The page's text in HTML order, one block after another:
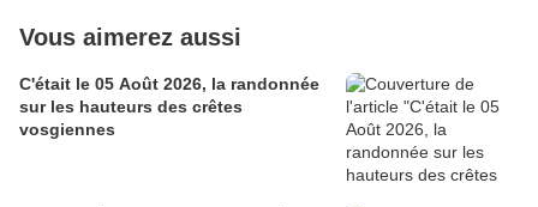
Vous aimerez aussi
C'était le 05 Août 2026, la randonnée
sur les hauteurs des crêtes
vosgiennes